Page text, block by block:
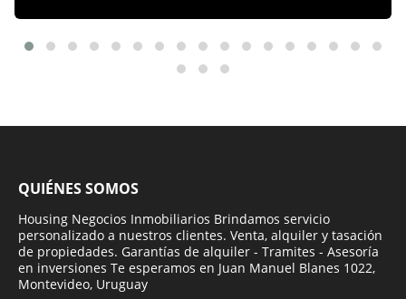
QUIÉNES SOMOS
Housing Negocios Inmobiliarios Brindamos servicio
personalizado a nuestros clientes. Venta, alquiler y tasación
de propiedades. Garantías de alquiler - Tramites - Asesoría
en inversiones Te esperamos en Juan Manuel Blanes 1022,
Montevideo, Uruguay